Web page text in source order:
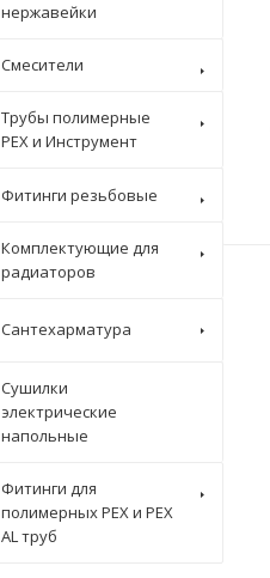
нержавейки
Смесители
Трубы полимерные
PEX и Инструмент
Фитинги резьбовые
Комплектующие для
радиаторов
Сантехарматура
Сушилки
электрические
напольные
Фитинги для
полимерных PEX и PEX
AL труб